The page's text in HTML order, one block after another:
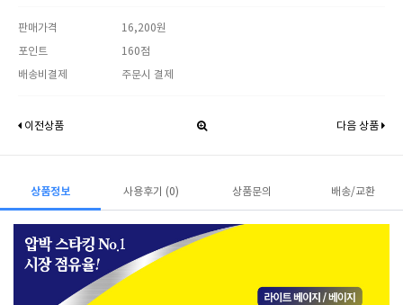
판매가격
16,200원
포인트
160점
배송비결제
주문시 결제
이전상품 다음 상품
상품정보 사용후기 (0) 상품문의 배송/교환